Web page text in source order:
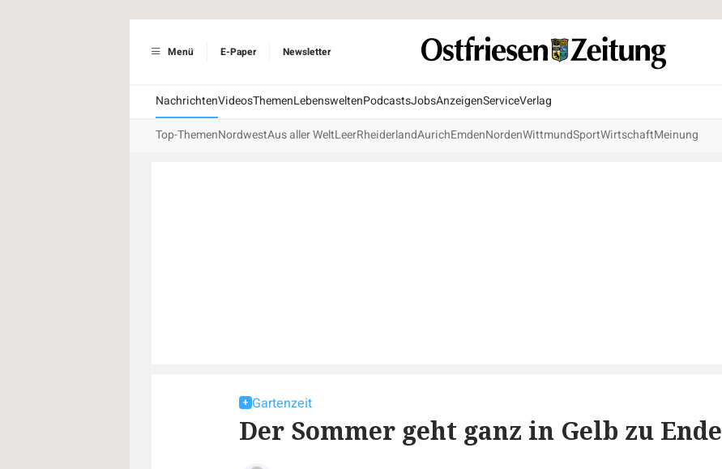
Menü E-Paper Newsletter
NachrichtenVideosThemenLebensweltenPodcastsJobsAnzeigenServiceVerlag
Top-ThemenNordwestAus aller WeltLeerRheiderlandAurichEmdenNordenWittmundSportWirtschaftMeinung
Gartenzeit
Der Sommer geht ganz in Gelb zu Ende